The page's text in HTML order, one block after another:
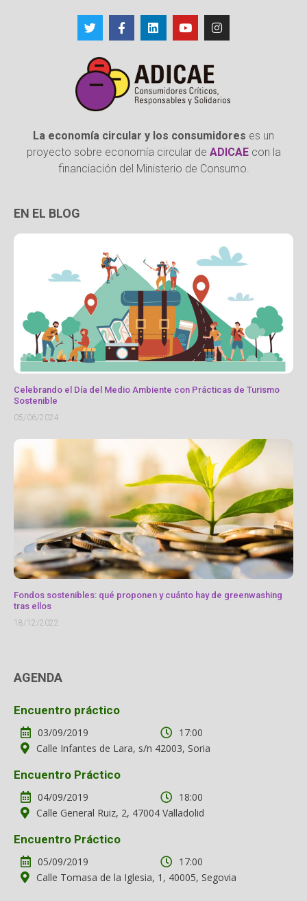
La economía circular y los consumidores es un
proyecto sobre economía circular de ADICAEcon la
financiación del Ministerio de Consumo.
EN EL BLOG
Celebrando el Día del Medio Ambiente con Prácticas de Turismo
Sostenible
05/06/2024
Fondos sostenibles: qué proponen y cuánto hay de greenwashing
tras ellos
18/12/2022
AGENDA
Encuentro práctico
03/09/2019
17:00
Calle Infantes de Lara, s/n 42003, Soria
Encuentro Práctico
04/09/2019
18:00
Calle General Ruiz, 2, 47004 Valladolid
Encuentro Práctico
05/09/2019
17:00
Calle Tomasa de la Iglesia, 1, 40005, Segovia